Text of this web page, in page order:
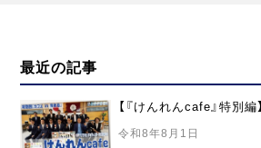
最近の記事
【『けんれんcafe』特別編】
令和8年8月1日